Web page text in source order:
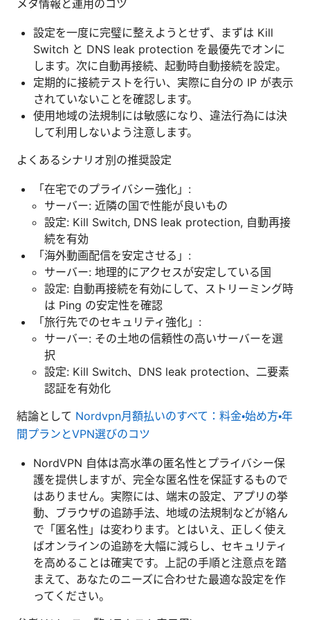
メタ情報と運用のコツ
設定を一度に完璧に整えようとせず、まずは Kill
Switch と DNS leak protection を最優先でオンに
します。次に自動再接続、起動時自動接続を設定。
定期的に接続テストを行い、実際に自分の IP が表示
されていないことを確認します。
使用地域の法規制には敏感になり、違法行為には決
して利用しないよう注意します。
よくあるシナリオ別の推奨設定
「在宅でのプライバシー強化」:
サーバー: 近隣の国で性能が良いもの
設定: Kill Switch, DNS leak protection, 自動再接
続を有効
「海外動画配信を安定させる」:
サーバー: 地理的にアクセスが安定している国
設定: 自動再接続を有効にして、ストリーミング時
は Ping の安定性を確認
「旅行先でのセキュリティ強化」:
サーバー: その土地の信頼性の高いサーバーを選
択
設定: Kill Switch、DNS leak protection、二要素
認証を有効化
結論として Nordvpn月額払いのすべて：料金・始め方・年
間プランとVPN選びのコツ
NordVPN 自体は高水準の匿名性とプライバシー保
護を提供しますが、完全な匿名性を保証するもので
はありません。実際には、端末の設定、アプリの挙
動、ブラウザの追跡手法、地域の法規制などが絡ん
で「匿名性」は変わります。とはいえ、正しく使え
ばオンラインの追跡を大幅に減らし、セキュリティ
を高めることは確実です。上記の手順と注意点を踏
まえて、あなたのニーズに合わせた最適な設定を作
ってください。